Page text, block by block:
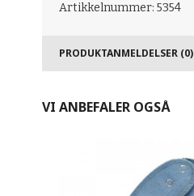
Artikkelnummer: 5354
PRODUKTANMELDELSER (0)
VI ANBEFALER OGSÅ